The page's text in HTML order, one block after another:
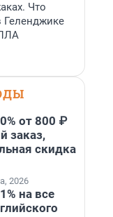
Что
Геленджике
от 800 ₽
заказ,
скидка
2026
на все